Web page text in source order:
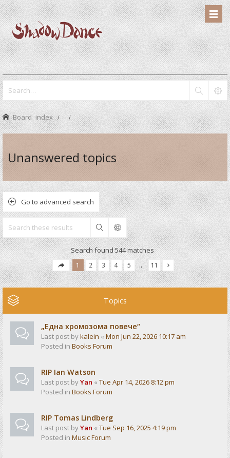
Board index
Unanswered topics
Go to advanced search
Search
Search found 544 matches
1 2 3 4 5 … 11
Topics
„Една хромозома повече“
Last post bykalein « Mon Jun 22, 2026 10:17 am
Posted in Books Forum
RIP Ian Watson
Last post byYan « Tue Apr 14, 2026 8:12 pm
Posted in Books Forum
RIP Tomas Lindberg
Last post byYan « Tue Sep 16, 2025 4:19 pm
Posted in Music Forum